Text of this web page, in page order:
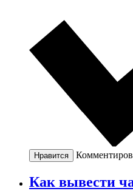
Нравится
Как вывести